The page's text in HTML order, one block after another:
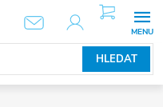
HLEDAT
NÁKUPNÍ
KOŠÍK